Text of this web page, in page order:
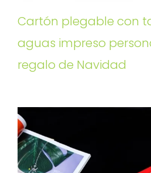
Cartón plegable con
aguas impreso
regalo de Navidad